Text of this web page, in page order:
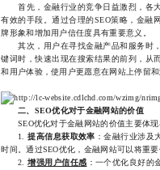
首先，金融行业的竞争日益激烈，各大
有效的手段。通过合理的SEO策略，金融
牌形象和增加用户信任度具有重要意义。
其次，用户在寻找金融产品和服务时，
键词时，快速出现在搜索结果的前列，从
和用户体验，使用户更愿意在网站上停留
二、SEO优化对于金融网站的价值
SEO优化对于金融网站的价值主要体现
1.提高信息获取效率 ：金融行业涉及
时间。通过SEO优化，金融网站可以将重
2.增强用户信任感 ：一个优化良好